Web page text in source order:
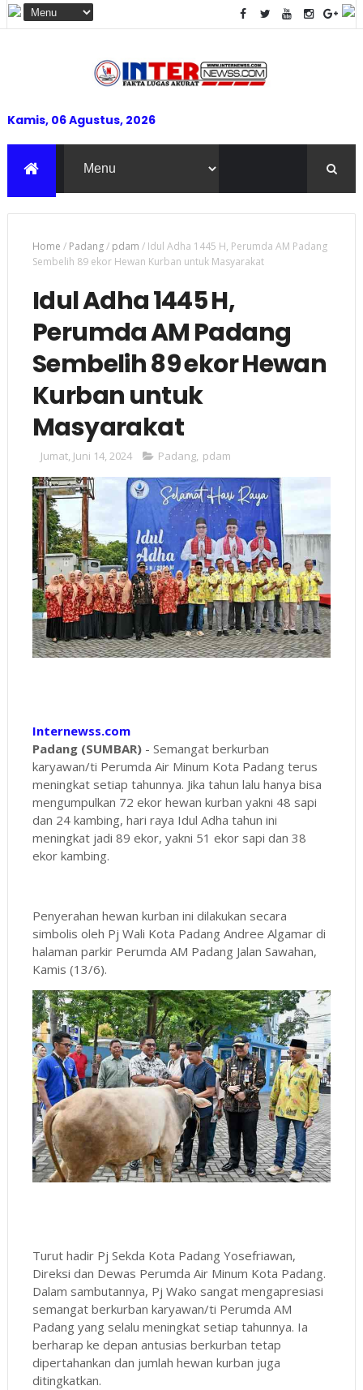
Kamis, 06 Agustus, 2026
Home / Padang/ pdam / Idul Adha 1445 H, Perumda AM Padang
Sembelih 89 ekor Hewan Kurban untuk Masyarakat
Idul Adha 1445 H,
Perumda AM Padang
Sembelih 89 ekor Hewan
Kurban untuk
Masyarakat
Jumat, Juni 14, 2024 Padang, pdam
Internewss.com
Padang (SUMBAR) - Semangat berkurban
karyawan/ti Perumda Air Minum Kota Padang terus
meningkat setiap tahunnya. Jika tahun lalu hanya bisa
mengumpulkan 72 ekor hewan kurban yakni 48 sapi
dan 24 kambing, hari raya Idul Adha tahun ini
meningkat jadi 89 ekor, yakni 51 ekor sapi dan 38
ekor kambing.
Penyerahan hewan kurban ini dilakukan secara
simbolis oleh Pj Wali Kota Padang Andree Algamar di
halaman parkir Perumda AM Padang Jalan Sawahan,
Kamis (13/6).
Turut hadir Pj Sekda Kota Padang Yosefriawan,
Direksi dan Dewas Perumda Air Minum Kota Padang.
Dalam sambutannya, Pj Wako sangat mengapresiasi
semangat berkurban karyawan/ti Perumda AM
Padang yang selalu meningkat setiap tahunnya. Ia
berharap ke depan antusias berkurban tetap
dipertahankan dan jumlah hewan kurban juga
ditingkatkan.